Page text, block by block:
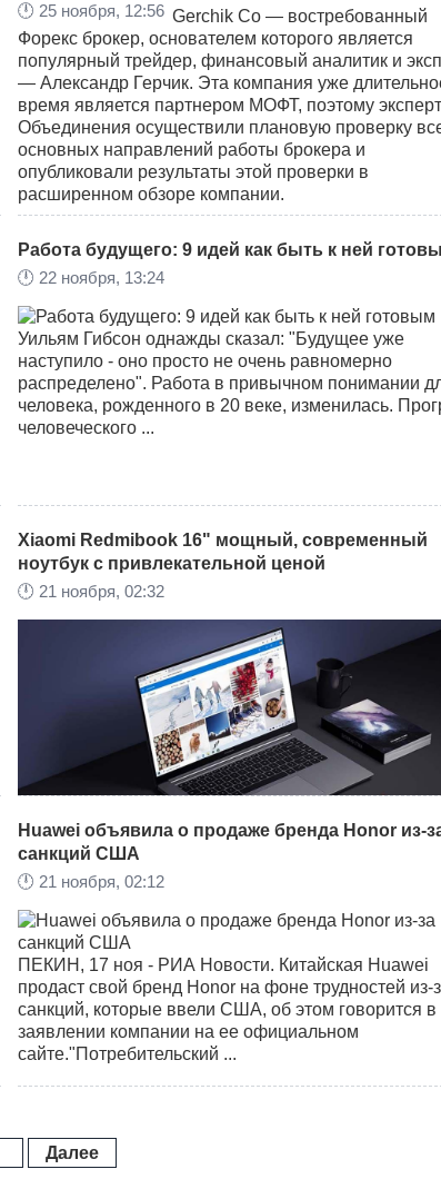
🕛 25 ноября, 12:56 Gerchik Co — востребованный
Форекс брокер, основателем которого является
популярный трейдер, финансовый аналитик и
— Александр Герчик. Эта компания уже
время является партнером МОФТ, поэтому
Объединения осуществили плановую проверку
основных направлений работы брокера и
опубликовали результаты этой проверки в
расширенном обзоре компании.
Работа будущего: 9 идей как быть к ней
🕛 22 ноября, 13:24
Уильям Гибсон однажды сказал: "Будущее уже
наступило - оно просто не очень равномерно
распределено". Работа в привычном понимании
человека, рожденного в 20 веке, изменилась.
человеческого ...
Xiaomi Redmibook 16" мощный, современный
ноутбук с привлекательной ценой
🕛 21 ноября, 02:32
Xiaomi Redmibook 16" – это первый ноутбук от
китайского производителя, имеющий 16-
монитор и представляющий собой очень мощную,
современную и при этом доступную модель.
Huawei объявила о продаже бренда Honor из-
санкций США
🕛 21 ноября, 02:12
ПЕКИН, 17 ноя - РИА Новости. Китайская Huawei
продаст свой бренд Honor на фоне трудностей из-
санкций, которые ввели США, об этом говорится в
заявлении компании на ее официальном
сайте."Потребительский ...
Далее